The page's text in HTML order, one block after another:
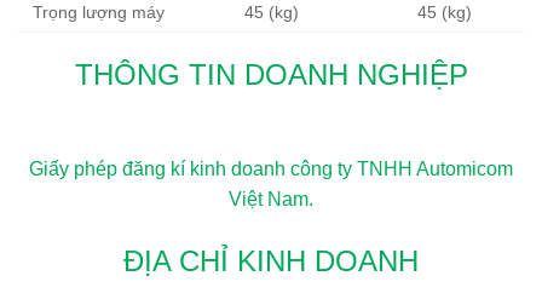
Trọng lượng máy 45 (kg) 45 (kg)
THÔNG TIN DOANH NGHIỆP
Giấy phép đăng kí kinh doanh công ty TNHH Automicom
Việt Nam.
ĐỊA CHỈ KINH DOANH